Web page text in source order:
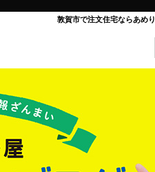
敦賀市で注文住宅ならあめ